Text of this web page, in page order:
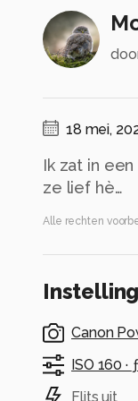
18 mei,
Ik zat in
ze lief hè…
Alle rechten
Canon
ISO 160 ·
Flits uit